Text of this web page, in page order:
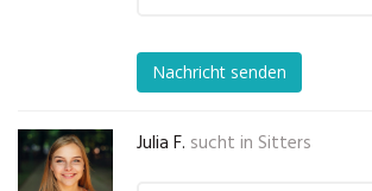
Nachricht senden
Julia F. sucht in Sitters